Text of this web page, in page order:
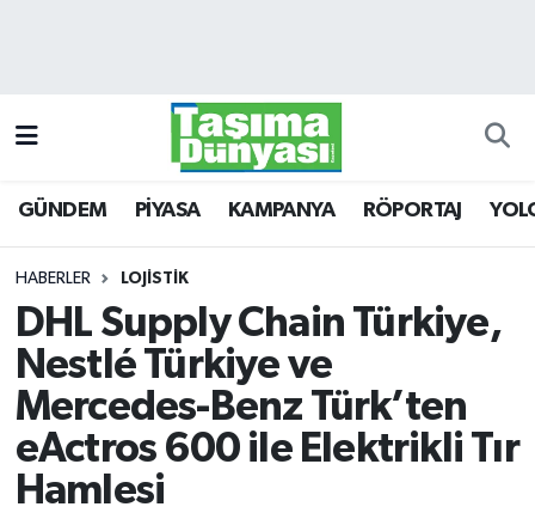
GÜNDEM PİYASA KAMPANYA RÖPORTAJ
HABERLER LOJİSTİK
DHL Supply Chain Türkiye,
Nestlé Türkiye ve
Mercedes-Benz Türk’ten
eActros 600 ile Elektrikli Tır
Hamlesi
KAMPANYA
RÖPORTAJ
YOLCU TAŞIMA
LOJİSTİK
E-GAZETE
Trafik Durumu
Süper Lig Puan Durumu ve Fikstür
Tüm Manşetler
Son Dakika Haberleri
Haber Arşivi